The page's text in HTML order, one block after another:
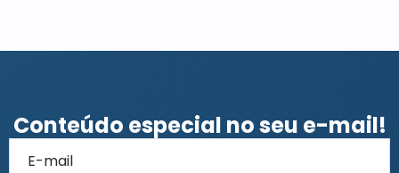
Conteúdo especial no seu e-mail!